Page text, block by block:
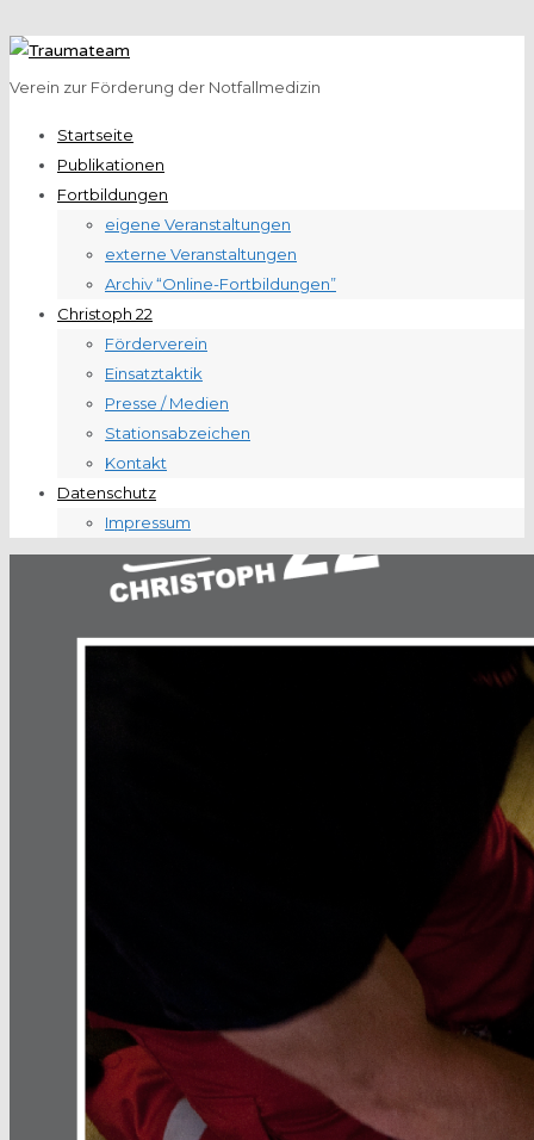
Verein zur Förderung der Notfallmedizin
Startseite
Publikationen
Fortbildungen
eigene Veranstaltungen
externe Veranstaltungen
Archiv “Online-Fortbildungen”
Christoph 22
Förderverein
Einsatztaktik
Presse / Medien
Stationsabzeichen
Kontakt
Datenschutz
Impressum